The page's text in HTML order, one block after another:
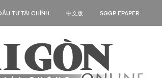
TƯ TÀI CHÍNH 中文版 SGGP EPAPER